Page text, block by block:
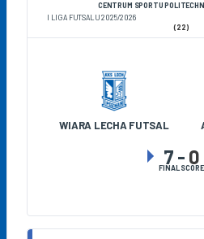
I LIGA FUTSALU 2025/2026
CENTRUM SPORTU
(22)
WIARA LECHA FUTSAL
7 - 0
FINAL SCORE